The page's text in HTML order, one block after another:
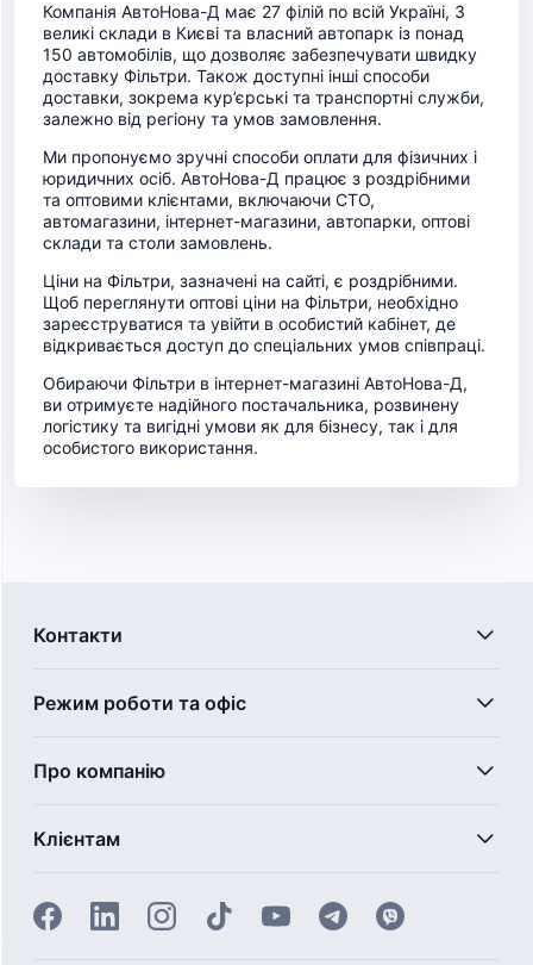
Компанія АвтоНова-Д має 27 філій по всій Україні, 3
великі склади в Києві та власний автопарк із понад
150 автомобілів, що дозволяє забезпечувати швидку
доставку Фільтри. Також доступні інші способи
доставки, зокрема кур’єрські та транспортні служби,
залежно від регіону та умов замовлення.
Ми пропонуємо зручні способи оплати для фізичних і
юридичних осіб. АвтоНова-Д працює з роздрібними
та оптовими клієнтами, включаючи СТО,
автомагазини, інтернет-магазини, автопарки, оптові
склади та столи замовлень.
Ціни на Фільтри, зазначені на сайті, є роздрібними.
Щоб переглянути оптові ціни на Фільтри, необхідно
зареєструватися та увійти в особистий кабінет, де
відкривається доступ до спеціальних умов співпраці.
Обираючи Фільтри в інтернет-магазині АвтоНова-Д,
ви отримуєте надійного постачальника, розвинену
логістику та вигідні умови як для бізнесу, так і для
особистого використання.
Контакти
Режим роботи та офіс
Про компанію
Клієнтам